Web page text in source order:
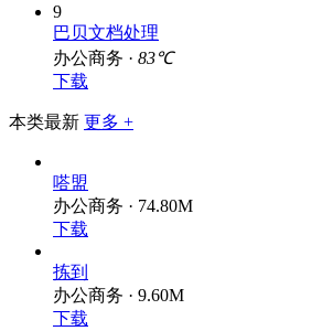
9
巴贝文档处理
办公商务 · 83℃
下载
本类最新 更多 +
嗒盟
办公商务 · 74.80M
下载
拣到
办公商务 · 9.60M
下载